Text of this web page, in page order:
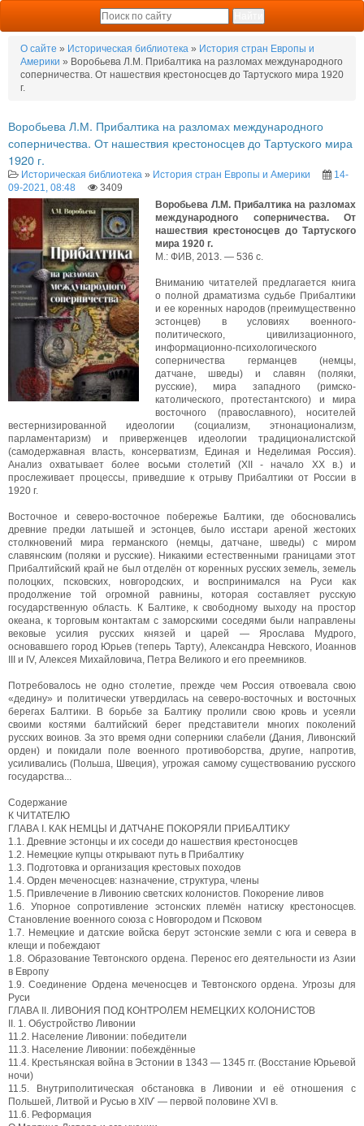
О сайте » Историческая библиотека » История стран Европы и
Америки » Воробьева Л.М. Прибалтика на разломах международного
соперничества. От нашествия крестоносцев до Тартуского мира 1920
г.
Воробьева Л.М. Прибалтика на разломах международного
соперничества. От нашествия крестоносцев до Тартуского мира
1920 г.
Историческая библиотека » История стран Европы и Америки
14-
09-2021, 08:48
3409
Воробьева Л.М. Прибалтика на разломах
международного соперничества. От
нашествия крестоносцев до Тартуского
мира 1920 г.
М.: ФИВ, 2013. — 536 с.
Вниманию читателей предлагается книга
о полной драматизма судьбе Прибалтики
и ее коренных народов (преимущественно
эстонцев) в условиях военного-
политического, цивилизационного,
информационно-психологического
соперничества германцев (немцы,
датчане, шведы) и славян (поляки,
русские), мира западного (римско-
католического, протестантского) и мира
восточного (православного), носителей
вестернизированной идеологии (социализм, этнонационализм,
парламентаризм) и приверженцев идеологии традиционалистской
(самодержавная власть, консерватизм, Единая и Неделимая Россия).
Анализ охватывает более восьми столетий (XII - начало XX в.) и
прослеживает процессы, приведшие к отрыву Прибалтики от России в
1920 г.
Восточное и северо-восточное побережье Балтики, где обосновались
древние предки латышей и эстонцев, было исстари ареной жестоких
столкновений мира германского (немцы, датчане, шведы) с миром
славянским (поляки и русские). Никакими естественными границами этот
Прибалтийский край не был отделён от коренных русских земель, земель
полоцких, псковских, новгородских, и воспринимался на Руси как
продолжение той огромной равнины, которая составляет русскую
государственную область. К Балтике, к свободному выходу на простор
океана, к торговым контактам с заморскими соседями были направлены
вековые усилия русских князей и царей — Ярослава Мудрого,
основавшего город Юрьев (теперь Тарту), Александра Невского, Иоаннов
III и IV, Алексея Михайловича, Петра Великого и его преемников.
Потребовалось не одно столетие, прежде чем Россия отвоевала свою
«дедину» и политически утвердилась на северо-восточных и восточных
берегах Балтики. В борьбе за Балтику пролили свою кровь и усеяли
своими костями балтийский берег представители многих поколений
русских воинов. За это время одни соперники слабели (Дания, Ливонский
орден) и покидали поле военного противоборства, другие, напротив,
усиливались (Польша, Швеция), угрожая самому существованию русского
государства...
Содержание
К ЧИТАТЕЛЮ
ГЛАВА I. КАК НЕМЦЫ И ДАТЧАНЕ ПОКОРЯЛИ ПРИБАЛТИКУ
1.1. Древние эстонцы и их соседи до нашествия крестоносцев
1.2. Немецкие купцы открывают путь в Прибалтику
1.3. Подготовка и организация крестовых походов
1.4. Орден меченосцев: назначение, структура, члены
1.5. Привлечение в Ливонию светских колонистов. Покорение ливов
1.6. Упорное сопротивление эстонских племён натиску крестоносцев.
Становление военного союза с Новгородом и Псковом
1.7. Немецкие и датские войска берут эстонские земли с юга и севера в
клещи и побеждают
1.8. Образование Тевтонского ордена. Перенос его деятельности из Азии
в Европу
1.9. Соединение Ордена меченосцев и Тевтонского ордена. Угрозы для
Руси
ГЛАВА II. ЛИВОНИЯ ПОД КОНТРОЛЕМ НЕМЕЦКИХ КОЛОНИСТОВ
II. 1. Обустройство Ливонии
11.2. Население Ливонии: победители
11.3. Население Ливонии: побеждённые
11.4. Крестьянская война в Эстонии в 1343 — 1345 гг. (Восстание Юрьевой
ночи)
11.5. Внутриполитическая обстановка в Ливонии и её отношения с
Польшей, Литвой и Русью в ХIѴ — первой половине XVI в.
11.6. Реформация